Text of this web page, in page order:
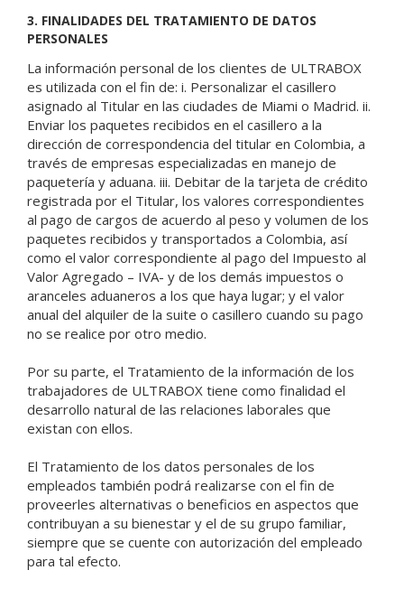
3. FINALIDADES DEL TRATAMIENTO DE DATOS
PERSONALES
La información personal de los clientes de ULTRABOX
es utilizada con el fin de: i. Personalizar el casillero
asignado al Titular en las ciudades de Miami o Madrid. ii.
Enviar los paquetes recibidos en el casillero a la
dirección de correspondencia del titular en Colombia, a
través de empresas especializadas en manejo de
paquetería y aduana. iii. Debitar de la tarjeta de crédito
registrada por el Titular, los valores correspondientes
al pago de cargos de acuerdo al peso y volumen de los
paquetes recibidos y transportados a Colombia, así
como el valor correspondiente al pago del Impuesto al
Valor Agregado – IVA- y de los demás impuestos o
aranceles aduaneros a los que haya lugar; y el valor
anual del alquiler de la suite o casillero cuando su pago
no se realice por otro medio.
Por su parte, el Tratamiento de la información de los
trabajadores de ULTRABOX tiene como finalidad el
desarrollo natural de las relaciones laborales que
existan con ellos.
El Tratamiento de los datos personales de los
empleados también podrá realizarse con el fin de
proveerles alternativas o beneficios en aspectos que
contribuyan a su bienestar y el de su grupo familiar,
siempre que se cuente con autorización del empleado
para tal efecto.